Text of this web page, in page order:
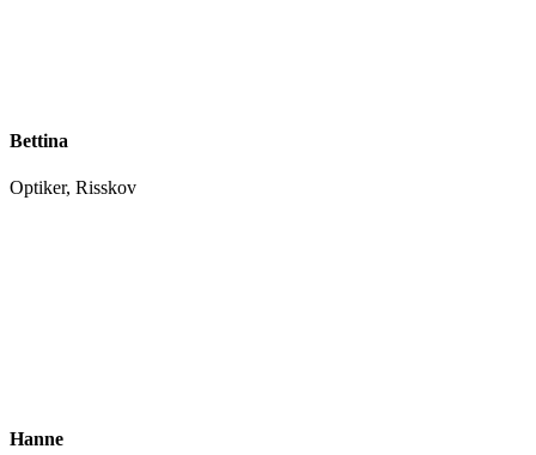
Bettina
Optiker, Risskov
Hanne